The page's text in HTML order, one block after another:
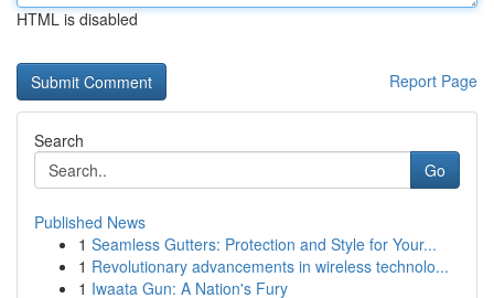
HTML is disabled
Report Page
Search
Go
Published News
1 Seamless Gutters: Protection and Style for Your...
1 Revolutionary advancements in wireless technolo...
1 Iwaata Gun: A Nation's Fury